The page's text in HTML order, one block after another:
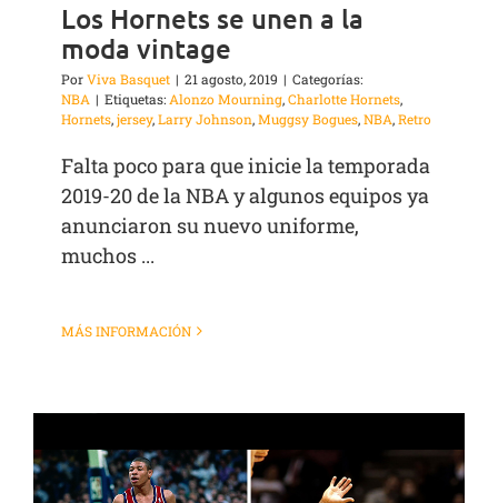
Los Hornets se unen a la
moda vintage
PorViva Basquet | 21 agosto, 2019 | Categorías:
NBA | Etiquetas:Alonzo Mourning,Charlotte Hornets,
Hornets,jersey,Larry Johnson,Muggsy Bogues,NBA,Retro
Falta poco para que inicie la temporada
2019-20 de la NBA y algunos equipos ya
anunciaron su nuevo uniforme,
muchos ...
MÁS INFORMACIÓN